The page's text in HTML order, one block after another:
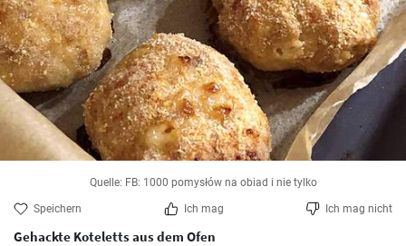
Quelle: FB: 1000 pomysłów na obiad i nie tylko
Speichern Ich mag Ich mag nicht
Gehackte Koteletts aus dem Ofen